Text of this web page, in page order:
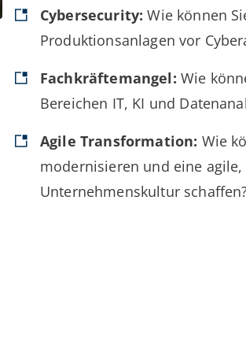
Cybersecurity: Wie können
Produktionsanlagen vor
Fachkräftemangel: Wie
Bereichen IT, KI und
Agile Transformation: Wie
modernisieren und eine
Unternehmenskultur